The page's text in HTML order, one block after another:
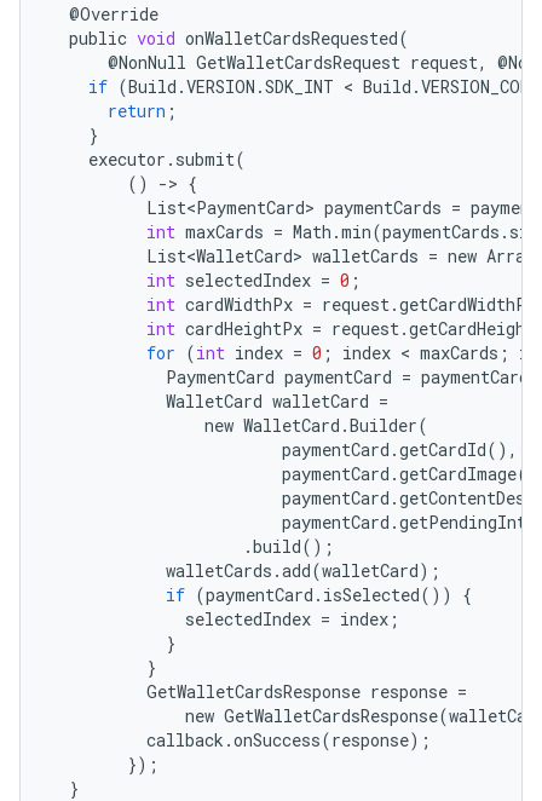
@Override
public void onWalletCardsRequested(
@NonNull GetWalletCardsRequest request, @
if (Build .VERSION .SDK_INT < Build .
return ;
}
executor . submit(
()
-> {
List<PaymentCard> paymentCards =
int maxCards = Math .min(paymentCards .
List<WalletCard> walletCards = new
int selectedIndex = 0 ;
int cardWidthPx = request.getCardWidthPx
int cardHeightPx = request.
for (int index = 0 ; index < maxCards ;
PaymentCard paymentCard = paymentCards
WalletCard walletCard =
new WalletCard .Builder(
paymentCard .getCardId(),
paymentCard .getCardImage(
paymentCard .
paymentCard .
.build();
walletCards .add(walletCard);
if (paymentCard . isSelected())
{
selectedIndex = index ;
}
}
GetWalletCardsResponse response =
new GetWalletCardsResponse(
callback .onSuccess(response);
});
}